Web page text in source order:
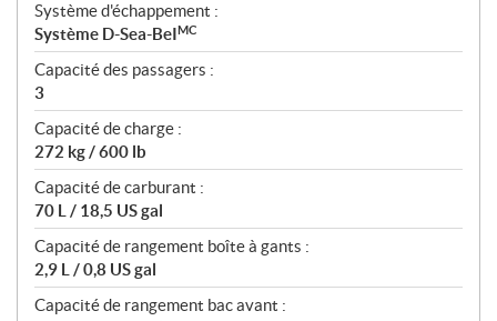
Système d'échappement :
Système D-Sea-BeIMC
Capacité des passagers :
3
Capacité de charge :
272 kg / 600 lb
Capacité de carburant :
70 L / 18,5 US gal
Capacité de rangement boîte à gants :
2,9 L / 0,8 US gal
Capacité de rangement bac avant :